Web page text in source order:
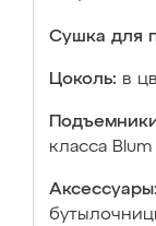
Сушка для
Цоколь: в
класса
Аксессуары: